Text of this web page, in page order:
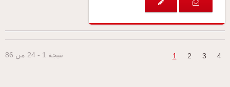
نتيجة 1 - 24 من 86